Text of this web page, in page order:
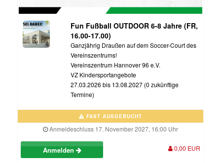
Fun Fußball OUTDOOR 6-8 Jahre (FR,
16.00-17.00)
Ganzjährig Draußen auf dem Soccer-Court des
Vereinszentrums!
Vereinszentrum Hannover 96 e.V.
VZ Kindersportangebote
27.03.2026 bis 13.08.2027 (0 zukünftige
Termine)
FAST AUSGEBUCHT
Anmeldeschluss 17. November 2027, 16:00 Uhr
Anmelden 0,00 EUR